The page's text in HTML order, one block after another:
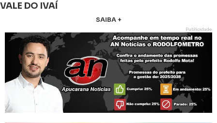
VALE DO IVAÍ
SAIBA +
Publicidade